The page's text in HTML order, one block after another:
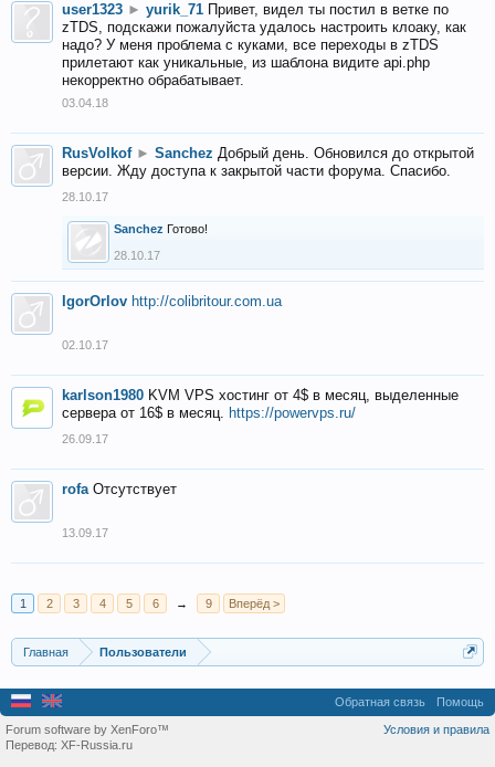
user1323 ► yurik_71 Привет, видел ты постил в ветке по
zTDS, подскажи пожалуйста удалось настроить клоаку, как
надо? У меня проблема с куками, все переходы в zTDS
прилетают как уникальные, из шаблона видите api.php
некорректно обрабатывает.
03.04.18
RusVolkof ► Sanchez Добрый день. Обновился до открытой
версии. Жду доступа к закрытой части форума. Спасибо.
28.10.17
Sanchez Готово!
28.10.17
IgorOrlov http://colibritour.com.ua
02.10.17
karlson1980 KVM VPS хостинг от 4$ в месяц, выделенные
сервера от 16$ в месяц. https://powervps.ru/
26.09.17
rofa Отсутствует
13.09.17
1 2 3 4 5 6 → 9 Вперёд >
Главная Пользователи
Обратная связь Помощь
Условия и правила
Forum software by XenForo™
Перевод: XF-Russia.ru